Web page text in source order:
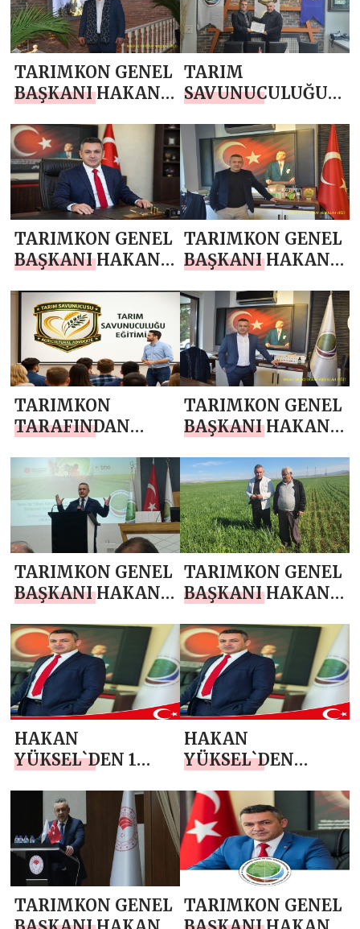
TARIMKON GENEL
BAŞKANI HAKAN
BERAT KANDİLİ
MESAJI
TARIM
SAVUNUCULUĞU
SEKRETERLİĞİNE
YENİ
GÖREVLENDİRME
TARIMKON GENEL
BAŞKANI HAKAN
MİRAÇ KANDİLİ
MESAJI
TARIMKON GENEL
BAŞKANI HAKAN
OCAK ÇALIŞAN
GAZETECİLER
GÜNÜ MESAJI
TARIMKON
TARAFINDAN
SAVUNUCULUĞU
EĞİTİM
PROGRAMI
BAŞLADI
TARIMKON GENEL
BAŞKANI HAKAN
YIL MESAJI
TARIMKON GENEL
BAŞKANI HAKAN
MAYIS
ATATÜRK’Ü
ANMA, GENÇLİK
VE SPOR BAYRAMI
MESAJI
TARIMKON GENEL
BAŞKANI HAKAN
MAYIS DÜNYA
ÇİFTÇİLER GÜNÜ
MESAJI
HAKAN
YÜKSEL`DEN 1
DAYANIŞMA
GÜNÜ KUTLAMA
MESAJI
HAKAN
YÜKSEL`DEN
MESAJI
TARIMKON GENEL TARIMKON GENEL